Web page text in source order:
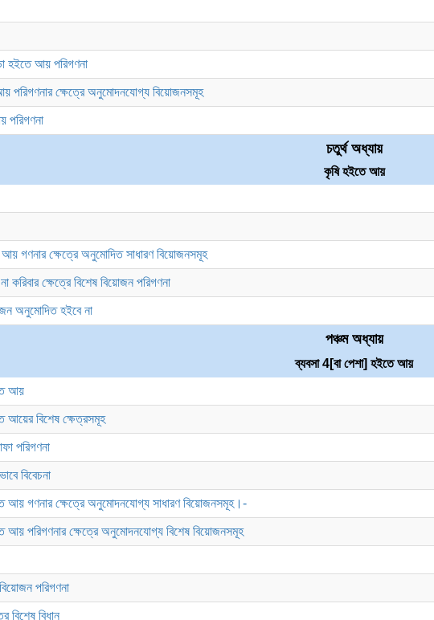
হইতে আয় পরিগণনা
পরিগণনার ক্ষেত্রে অনুমোদনযোগ্য বিয়োজনসমূহ
পরিগণনা
চতুর্থ অধ্যায়
কৃষি হইতে আয়
গণনার ক্ষেত্রে অনুমোদিত সাধারণ বিয়োজনসমূহ
করিবার ক্ষেত্রে বিশেষ বিয়োজন পরিগণনা
অনুমোদিত হইবে না
পঞ্চম অধ্যায়
ব্যবসা4[বা পেশা] হইতে আয়
আয়
আয়ের বিশেষ ক্ষেত্রসমূহ
পরিগণনা
বিবেচনা
আয় গণনার ক্ষেত্রে অনুমোদনযোগ্য সাধারণ বিয়োজনসমূহ।-
আয় পরিগণনার ক্ষেত্রে অনুমোদনযোগ্য বিশেষ বিয়োজনসমূহ
পরিগণনা
বিধান